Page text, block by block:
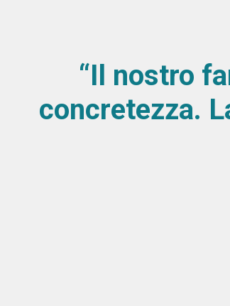
“Il nostro
concretezza.